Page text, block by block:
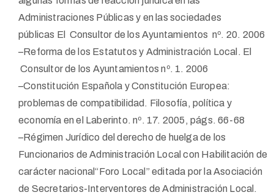
Administraciones Públicas y en las sociedades
públicas El Consultor de los Ayuntamientos nº. 20. 2006
–Reforma de los Estatutos y Administración Local. El
Consultor de los Ayuntamientos nº. 1. 2006
–Constitución Española y Constitución Europea:
problemas de compatibilidad. Filosofía, política y
economía en el Laberinto. nº. 17. 2005, págs. 66-68
–Régimen Jurídico del derecho de huelga de los
Funcionarios de Administración Local con Habilitación de
carácter nacional“Foro Local” editada por la Asociación
de Secretarios-Interventores de Administración Local.